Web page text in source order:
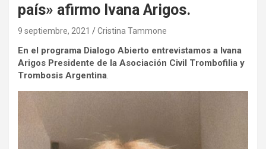
país» afirmo Ivana Arigos.
9 septiembre, 2021 Cristina Tammone
En el programa Dialogo Abierto entrevistamos a Ivana
Arigos Presidente de la Asociación Civil Trombofilia y
Trombosis Argentina.